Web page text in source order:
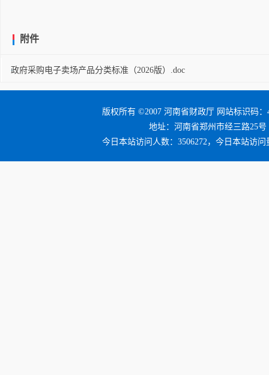
附件
政府采购电子卖场产品分类标准（2026版）.doc
版权所有 ©2007 河南省财政厅 网站标识码：
地址：河南省郑州市经三路25号
今日本站访问人数：3506272，今日本站访问